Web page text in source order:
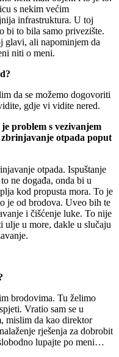
s nekim većim
infrastruktura. U toj
bi to bila samo privezište.
glavi, ali napominjem da
niti o meni.
da se možemo dogovoriti
gdje vi vidite nered.
problem s vezivanjem
otpada poput
otpada. Ispuštanje
ne događa, onda bi u
kod propusta mora. To je
je od brodova. Uveo bih te
i čišćenje luke. To nije
ulje u more, dakle u slučaju
brodovima. Tu želimo
Vratio sam se u
mislim da kao direktor
rješenja za dobrobit
lupajte po meni…